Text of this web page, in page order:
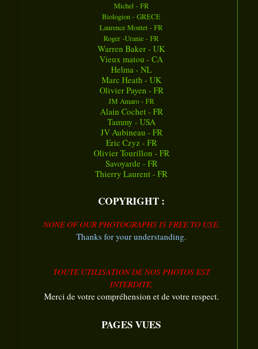
Michel - FR
Biologion - GRECE
Laurence Montet - FR
Roger -Uranie - FR
Warren Baker - UK
Vieux matou - CA
Helma - NL
Marc Heath - UK
Olivier Payen - FR
JM Amaro - FR
Alain Cochet - FR
Tammy - USA
JV Aubineau - FR
Eric Czyz - FR
Olivier Tourillon - FR
Savoyarde - FR
Thierry Laurent - FR
COPYRIGHT :
NONE OF OUR PHOTOGRAPHS IS FREE TO USE.
Thanks for your understanding.
TOUTE UTILISATION DE NOS PHOTOS EST
INTERDITE.
Merci de votre compréhension et de votre respect.
PAGES VUES